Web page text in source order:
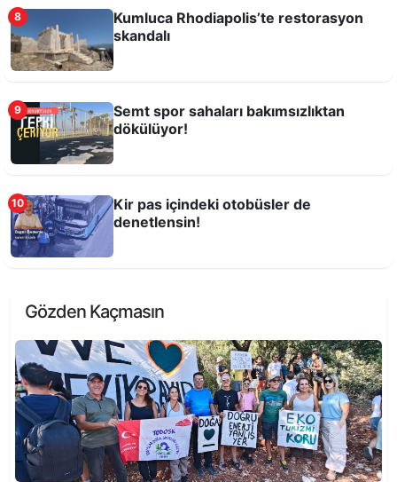
Kentte zamanı durduranların tembelliği!
Kir pas içindeki otobüsler de denetlensin!
8
Kumluca Rhodiapolis’te restorasyon
skandalı
9
Semt spor sahaları bakımsızlıktan
dökülüyor!
10
Kir pas içindeki otobüsler de
denetlensin!
Gözden Kaçmasın